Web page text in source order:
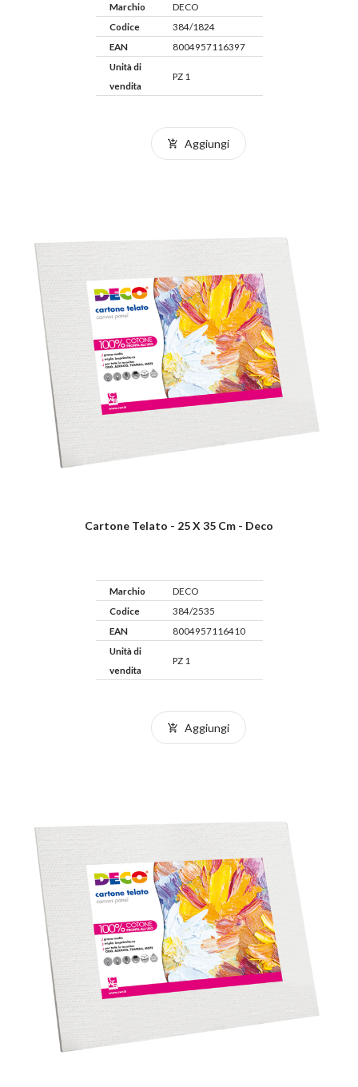
Marchio
DECO
Codice
384/1824
EAN
8004957116397
Unità di
vendita
PZ 1
Aggiungi
Cartone Telato - 25 X 35 Cm - Deco
Marchio
DECO
Codice
384/2535
EAN
8004957116410
Unità di
vendita
PZ 1
Aggiungi